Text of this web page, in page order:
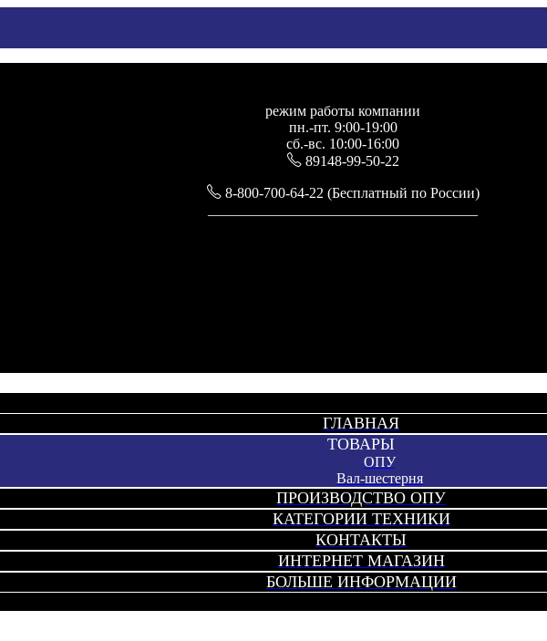
режим работы компании
пн.-пт. 9:00-19:00
сб.-вс. 10:00-16:00
89148-99-50-22
8-800-700-64-22 (Бесплатный по России)
ГЛАВНАЯ
ТОВАРЫ
ОПУ
Вал-шестерня
ПРОИЗВОДСТВО ОПУ
КАТЕГОРИИ ТЕХНИКИ
КОНТАКТЫ
ИНТЕРНЕТ МАГАЗИН
БОЛЬШЕ ИНФОРМАЦИИ